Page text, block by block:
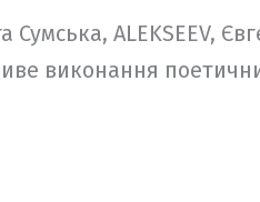
ALEKSEEV,
виконання